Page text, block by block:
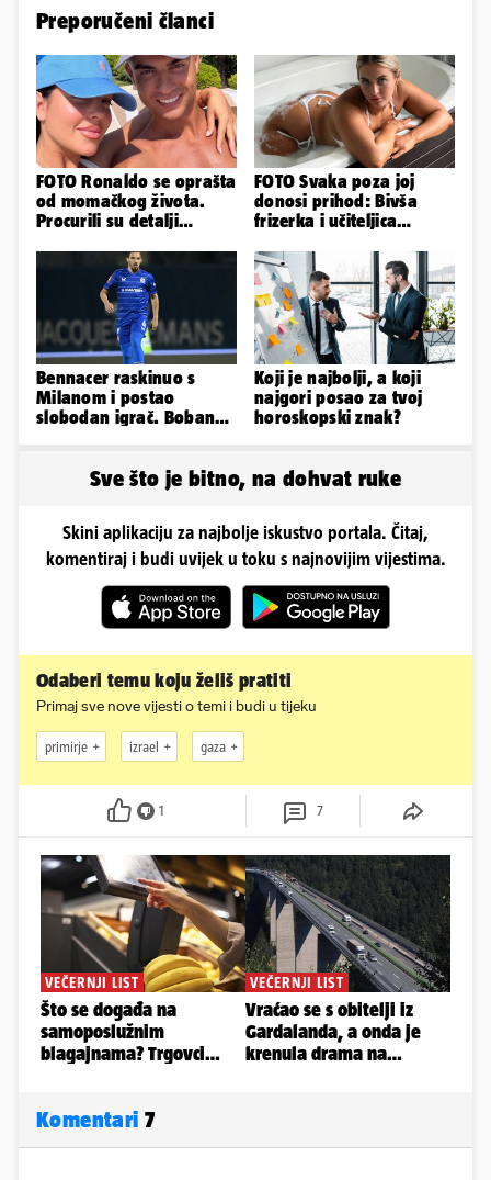
Preporučeni članci
FOTO Ronaldo se oprašta
od momačkog života.
Procurili su detalji
FOTO Svaka poza joj
donosi prihod: Bivša
frizerka i učiteljica
Instagram
Bennacer raskinuo s
Milanom i postao
slobodan igrač. Boban
Koji je najbolji, a koji
najgori posao za tvoj
horoskopski znak?
Sve što je bitno, na dohvat ruke
Skini aplikaciju za najbolje iskustvo portala. Čitaj,
komentiraj i budi uvijek u toku s najnovijim vijestima.
Odaberi temu koju želiš pratiti
Primaj sve nove vijesti o temi i budi u tijeku
primirje izrael gaza
1 7
Komentari 7